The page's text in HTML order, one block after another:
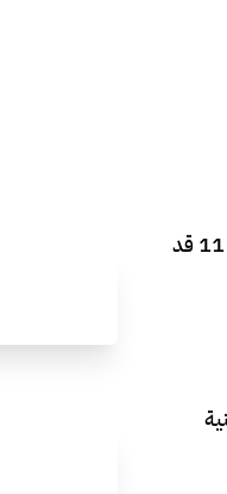
مايكروسوفت تعترف بخلل في ويندوز 11 قد